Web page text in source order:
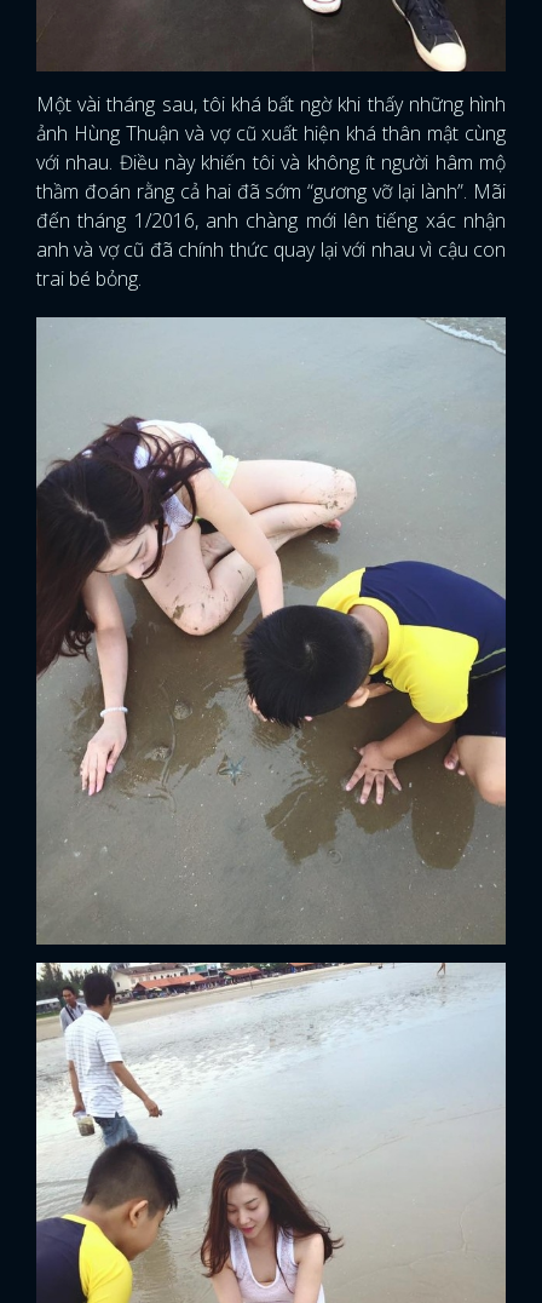
Một vài tháng sau, tôi khá bất ngờ khi thấy những hình
ảnh Hùng Thuận và vợ cũ xuất hiện khá thân mật cùng
với nhau. Điều này khiến tôi và không ít người hâm mộ
thầm đoán rằng cả hai đã sớm “gương vỡ lại lành”. Mãi
đến tháng 1/2016, anh chàng mới lên tiếng xác nhận
anh và vợ cũ đã chính thức quay lại với nhau vì cậu con
trai bé bỏng.